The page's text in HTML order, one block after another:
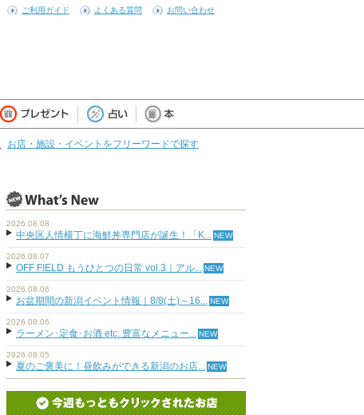
ご利用ガイド よくある質問 お問い合わせ
お店・施設・イベントをフリーワードで探す
2026.08.08
中央区人情横丁に海鮮丼専門店が誕生！「K...
2026.08.07
OFF FIELD もうひとつの日常 vol.3｜アル...
2026.08.06
お盆期間の新潟イベント情報｜8/8(土)～16...
2026.08.06
ラーメン･定食･お酒 etc. 豊富なメニュー...
2026.08.05
夏のご褒美に！昼飲みができる新潟のお店...